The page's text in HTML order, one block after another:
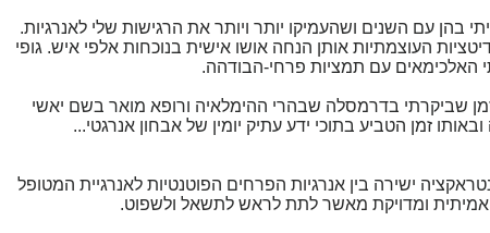
בהן עם השנים ושהעמיקו יותר ויותר את הרגישות שלי לאנרגיות.
העוצמתיות אותן הנחה אושו אישית בנוכחות אלפי איש. גופי
האלכימאים עם תמציות פרחי-הבודהה.
שביקרתי בדרמסלה שבהרי ההימלאיה ורופא מואר בשם יאשי
זמן הטביע בתוכי ידע עתיק יומין של אבחון אנרגטי...
ישירה בין אנרגיות הפרחים הפוטנטיות לאנרגיית המטופל
אמיתית ומדויקת מאשר לתת לראש לתשאל ולשפוט.